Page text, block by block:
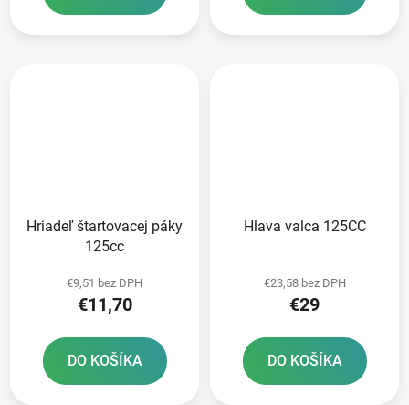
Hriadeľ štartovacej páky
125cc
€9,51 bez DPH
€11,70
DO KOŠÍKA
Hlava valca 125CC
€23,58 bez DPH
€29
DO KOŠÍKA